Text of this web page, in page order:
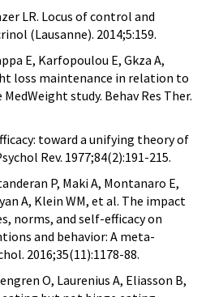
LR. Locus of control and
(Lausanne). 2014;5:159.
E, Karfopoulou E, Gkza A,
loss maintenance in relation to
study. Behav Res Ther.
toward a unifying theory of
Rev. 1977;84(2):191-215.
P, Maki A, Montanaro E,
A, Klein WM, et al. The impact
norms, and self-efficacy on
and behavior: A meta-
2016;35(11):1178-88.
O, Laurenius A, Eliasson B,